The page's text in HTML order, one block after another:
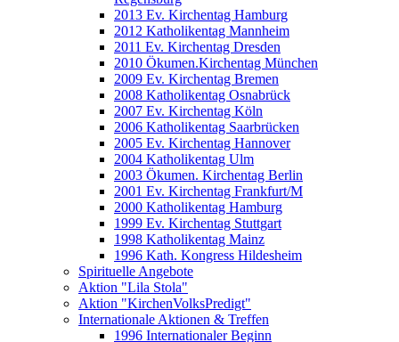
2013 Ev. Kirchentag Hamburg
2012 Katholikentag Mannheim
2011 Ev. Kirchentag Dresden
2010 Ökumen.Kirchentag München
2009 Ev. Kirchentag Bremen
2008 Katholikentag Osnabrück
2007 Ev. Kirchentag Köln
2006 Katholikentag Saarbrücken
2005 Ev. Kirchentag Hannover
2004 Katholikentag Ulm
2003 Ökumen. Kirchentag Berlin
2001 Ev. Kirchentag Frankfurt/M
2000 Katholikentag Hamburg
1999 Ev. Kirchentag Stuttgart
1998 Katholikentag Mainz
1996 Kath. Kongress Hildesheim
Spirituelle Angebote
Aktion "Lila Stola"
Aktion "KirchenVolksPredigt"
Internationale Aktionen & Treffen
1996 Internationaler Beginn